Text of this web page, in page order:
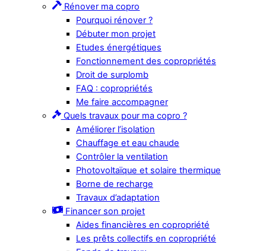
Rénover ma copro
Pourquoi rénover ?
Débuter mon projet
Etudes énergétiques
Fonctionnement des copropriétés
Droit de surplomb
FAQ : copropriétés
Me faire accompagner
Quels travaux pour ma copro ?
Améliorer l’isolation
Chauffage et eau chaude
Contrôler la ventilation
Photovoltaïque et solaire thermique
Borne de recharge
Travaux d’adaptation
Financer son projet
Aides financières en copropriété
Les prêts collectifs en copropriété